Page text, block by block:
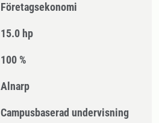
Företagsekonomi
15.0 hp
100 %
Alnarp
Campusbaserad undervisning